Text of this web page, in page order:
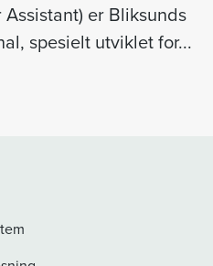
Assistant) er Bliksunds
spesielt utviklet for...